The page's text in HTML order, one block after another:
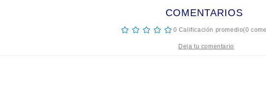
COMENTARIOS
☆ ☆ ☆ ☆ ☆ 0 Calificación promedio(0